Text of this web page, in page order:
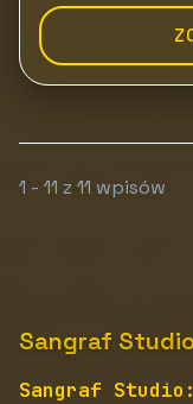
1 - 11 z 11 wpisów
Sangraf
Sangraf